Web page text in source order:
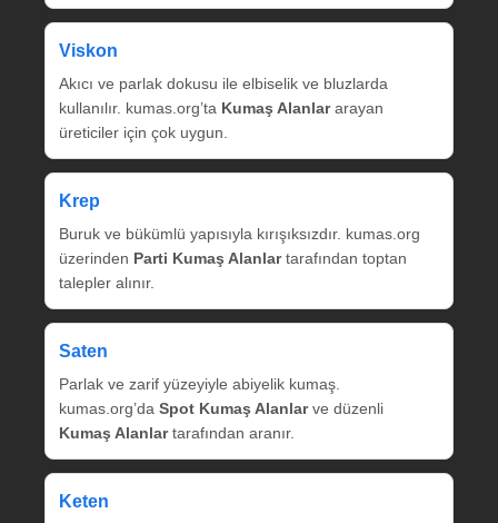
Viskon
Akıcı ve parlak dokusu ile elbiselik ve bluzlarda
kullanılır. kumas.org’ta Kumaş Alanlararayan
üreticiler için çok uygun.
Krep
Buruk ve bükümlü yapısıyla kırışıksızdır. kumas.org
üzerinden Parti Kumaş Alanlartarafından toptan
talepler alınır.
Saten
Parlak ve zarif yüzeyiyle abiyelik kumaş.
kumas.org’da Spot Kumaş Alanlarve düzenli
Kumaş Alanlartarafından aranır.
Keten